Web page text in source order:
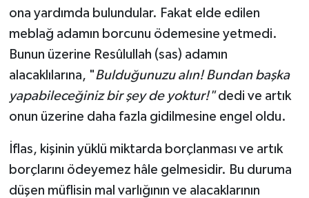
ona yardımda bulundular. Fakat elde edilen
meblağ adamın borcunu ödemesine yetmedi.
Bunun üzerine Resûlullah (sas) adamın
alacaklılarına, "Bulduğunuzu alın! Bundan başka
yapabileceğiniz bir şey de yoktur!"dedi ve artık
onun üzerine daha fazla gidilmesine engel oldu.
İflas, kişinin yüklü miktarda borçlanması ve artık
borçlarını ödeyemez hâle gelmesidir. Bu duruma
düşen müflisin mal varlığının ve alacaklarının
Kütahya Müftülüğü
Malatya Müftülüğü
Manisa Müftülüğü
Mardin Müftülüğü
Mersin Müftülüğü
Muğla Müftülüğü